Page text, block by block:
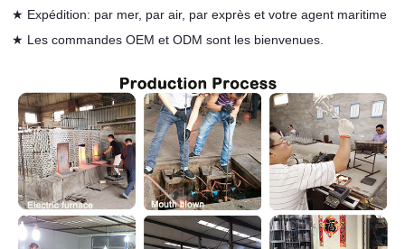
★ Expédition: par mer, par air, par exprès et votre agent maritime
★ Les commandesOEM et ODM sont les bienvenues.